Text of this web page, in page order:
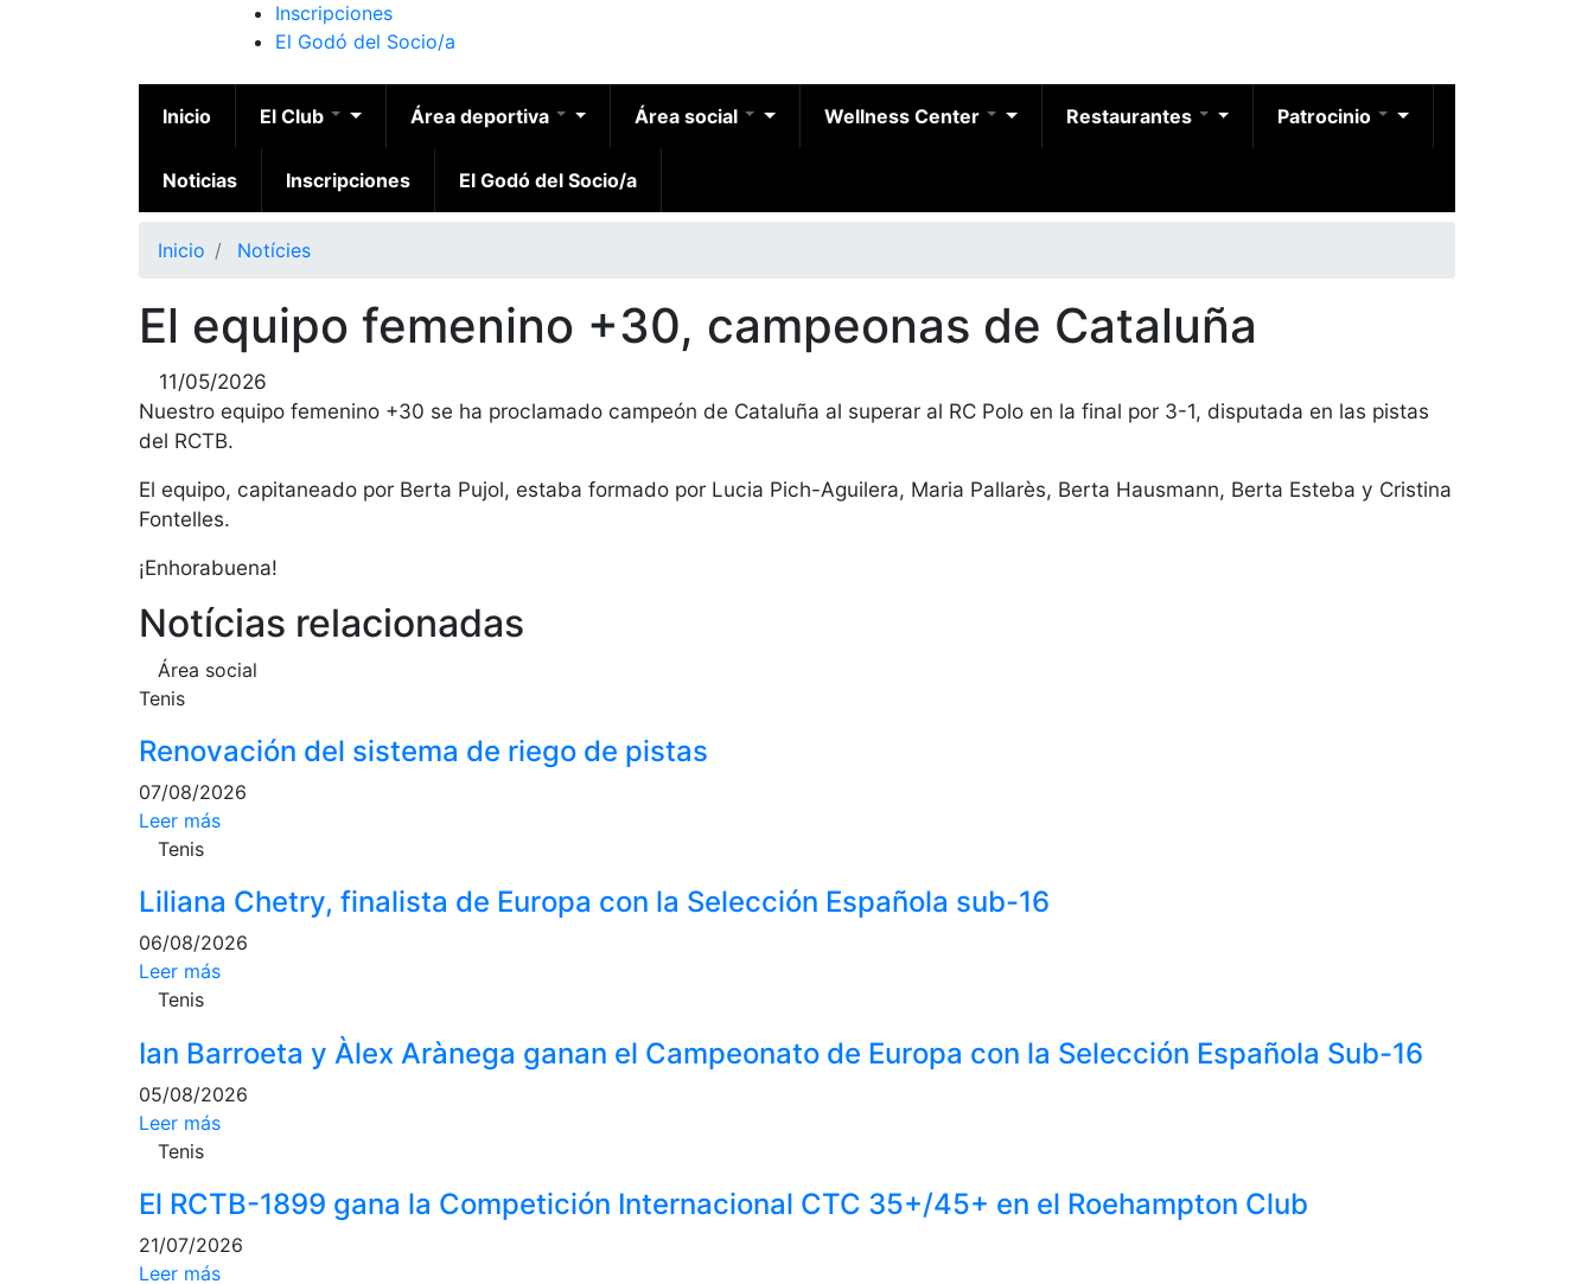
Inscripciones
El Godó del Socio/a
Inicio El Club Área deportiva Área social Wellness Center Restaurantes Patrocinio
Noticias Inscripciones El Godó del Socio/a
Inicio Notícies
El equipo femenino +30, campeonas de Cataluña
11/05/2026
Nuestro equipo femenino +30 se ha proclamado campeón de Cataluña al superar al RC Polo en la final por 3-1, disputada en las pistas
del RCTB.
El equipo, capitaneado por Berta Pujol, estaba formado por Lucia Pich-Aguilera, Maria Pallarès, Berta Hausmann, Berta Esteba y Cristina
Fontelles.
¡Enhorabuena!
Notícias relacionadas
Área social
Tenis
Renovación del sistema de riego de pistas
07/08/2026
Leer más
Tenis
Liliana Chetry, finalista de Europa con la Selección Española sub-16
06/08/2026
Leer más
Tenis
Ian Barroeta y Àlex Arànega ganan el Campeonato de Europa con la Selección Española Sub-16
05/08/2026
Leer más
Tenis
El RCTB-1899 gana la Competición Internacional CTC 35+/45+ en el Roehampton Club
21/07/2026
Leer más